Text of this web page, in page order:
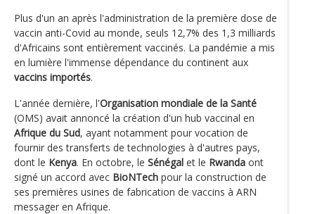
Plus d'un an après l'administration de la première dose de
vaccin anti-Covid au monde, seuls 12,7% des 1,3 milliards
d'Africains sont entièrement vaccinés. La pandémie a mis
en lumière l'immense dépendance du continent aux
vaccins importés.
L'année dernière, l'Organisation mondiale de la Santé
(OMS) avait annoncé la création d'un hub vaccinal en
Afrique du Sud, ayant notamment pour vocation de
fournir des transferts de technologies à d'autres pays,
dont le Kenya. En octobre, le Sénégal et le Rwanda ont
signé un accord avec BioNTech pour la construction de
ses premières usines de fabrication de vaccins à ARN
messager en Afrique.